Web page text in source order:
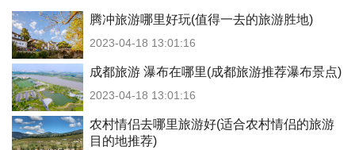
腾冲旅游哪里好玩(值得一去的旅游胜地)
2023-04-18 13:01:16
成都旅游 瀑布在哪里(成都旅游推荐瀑布景点)
2023-04-18 13:01:16
农村情侣去哪里旅游好(适合农村情侣的旅游
目的地推荐)